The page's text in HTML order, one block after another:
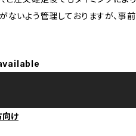
ないよう管理しておりますが、事前
向け